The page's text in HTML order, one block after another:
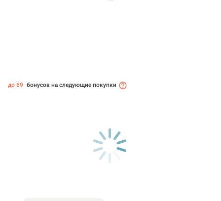
до 69 бонусов на следующие покупки